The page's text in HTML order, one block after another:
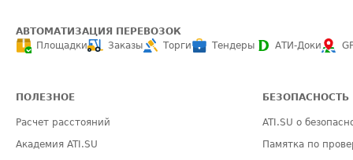
АВТОМАТИЗАЦИЯ ПЕРЕВОЗОК
Площадки
Заказы Торги Тендеры АТИ-Доки
ПОЛЕЗНОЕ
Расчет расстояний
Академия ATI.SU
БЕЗОПАСНОСТЬ
ATI.SU о
Памятка по